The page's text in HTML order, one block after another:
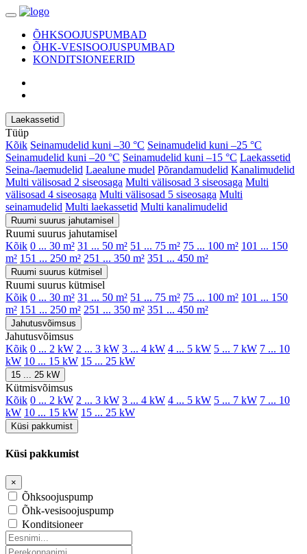
ÕHKSOOJUSPUMBAD
ÕHK-VESISOOJUSPUMBAD
KONDITSIONEERID
Laekassetid
Tüüp
Kõik Seinamudelid kuni –30 °C Seinamudelid kuni –25 °C
Seinamudelid kuni –20 °C Seinamudelid kuni –15 °C Laekassetid
Seina-/laemudelid Laealune mudel Põrandamudelid Kanalimudelid
Multi välisosad 2 siseosaga Multi välisosad 3 siseosaga Multi
välisosad 4 siseosaga Multi välisosad 5 siseosaga Multi
seinamudelid Multi laekassetid Multi kanalimudelid
Ruumi suurus jahutamisel
Ruumi suurus jahutamisel
Kõik 0 ... 30 m² 31 ... 50 m² 51 ... 75 m² 75 ... 100 m² 101 ... 150
m² 151 ... 250 m² 251 ... 350 m² 351 ... 450 m²
Ruumi suurus kütmisel
Ruumi suurus kütmisel
Kõik 0 ... 30 m² 31 ... 50 m² 51 ... 75 m² 75 ... 100 m² 101 ... 150
m² 151 ... 250 m² 251 ... 350 m² 351 ... 450 m²
Jahutusvõimsus
Jahutusvõimsus
Kõik 0 ... 2 kW 2 ... 3 kW 3 ... 4 kW 4 ... 5 kW 5 ... 7 kW 7 ... 10
kW 10 ... 15 kW 15 ... 25 kW
15 ... 25 kW
Kütmisvõimsus
Kõik 0 ... 2 kW 2 ... 3 kW 3 ... 4 kW 4 ... 5 kW 5 ... 7 kW 7 ... 10
kW 10 ... 15 kW 15 ... 25 kW
Küsi pakkumist
Küsi pakkumist
×
Õhksoojuspump
Õhk-vesisoojuspump
Konditsioneer